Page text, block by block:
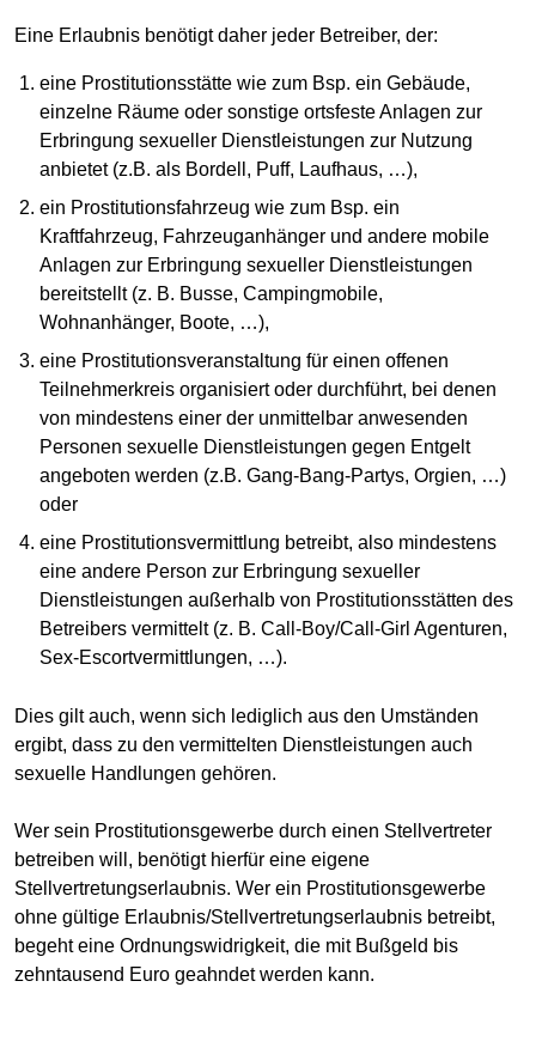
Eine Erlaubnis benötigt daher jeder Betreiber, der:
eine Prostitutionsstätte wie zum Bsp. ein Gebäude,
einzelne Räume oder sonstige ortsfeste Anlagen zur
Erbringung sexueller Dienstleistungen zur Nutzung
anbietet (z.B. als Bordell, Puff, Laufhaus, …),
ein Prostitutionsfahrzeug wie zum Bsp. ein
Kraftfahrzeug, Fahrzeuganhänger und andere mobile
Anlagen zur Erbringung sexueller Dienstleistungen
bereitstellt (z. B. Busse, Campingmobile,
Wohnanhänger, Boote, …),
eine Prostitutionsveranstaltung für einen offenen
Teilnehmerkreis organisiert oder durchführt, bei denen
von mindestens einer der unmittelbar anwesenden
Personen sexuelle Dienstleistungen gegen Entgelt
angeboten werden (z.B. Gang-Bang-Partys, Orgien, …)
oder
eine Prostitutionsvermittlung betreibt, also mindestens
eine andere Person zur Erbringung sexueller
Dienstleistungen außerhalb von Prostitutionsstätten des
Betreibers vermittelt (z. B. Call-Boy/Call-Girl Agenturen,
Sex-Escortvermittlungen, …).
Dies gilt auch, wenn sich lediglich aus den Umständen
ergibt, dass zu den vermittelten Dienstleistungen auch
sexuelle Handlungen gehören.
Wer sein Prostitutionsgewerbe durch einen Stellvertreter
betreiben will, benötigt hierfür eine eigene
Stellvertretungserlaubnis. Wer ein Prostitutionsgewerbe
ohne gültige Erlaubnis/Stellvertretungserlaubnis betreibt,
begeht eine Ordnungswidrigkeit, die mit Bußgeld bis
zehntausend Euro geahndet werden kann.